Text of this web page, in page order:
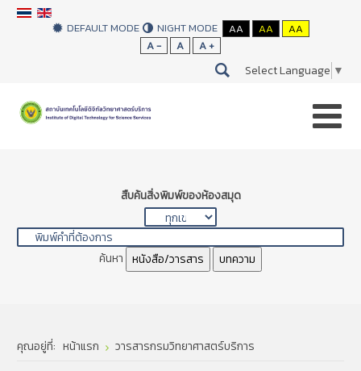
DEFAULT MODE NIGHT MODE AA AA
AA
A -
A A +
Select Language ▼
สืบค้นสิ่งพิมพ์ของห้องสมุด
ค้นหา หนังสือ/วารสาร บทความ
คุณอยู่ที่: หน้าแรก วารสารกรมวิทยาศาสตร์บริการ